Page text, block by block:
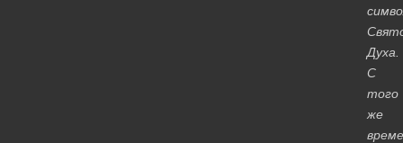
Духа.
С
того
же